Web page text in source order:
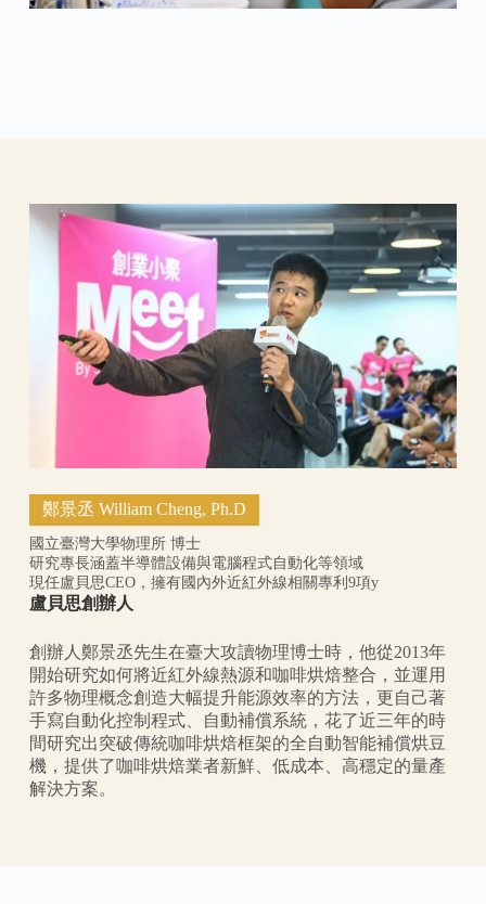
鄭景丞 William Cheng, Ph.D
國立臺灣大學物理所 博士
研究專長涵蓋半導體設備與電腦程式自動化等領域
現任盧貝思CEO，擁有國內外近紅外線相關專利9項y
盧貝思創辦人
創辦人鄭景丞先生在臺大攻讀物理博士時，他從2013年
開始研究如何將近紅外線熱源和咖啡烘焙整合，並運用
許多物理概念創造大幅提升能源效率的方法，更自己著
手寫自動化控制程式、自動補償系統，花了近三年的時
間研究出突破傳統咖啡烘焙框架的全自動智能補償烘豆
機，提供了咖啡烘焙業者新鮮、低成本、高穩定的量產
解決方案。